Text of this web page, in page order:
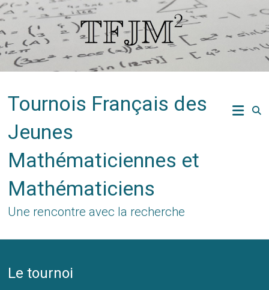
Skip
to
content
Tournois Français des
Jeunes
Mathématiciennes et
Mathématiciens
Une rencontre avec la recherche
Le tournoi